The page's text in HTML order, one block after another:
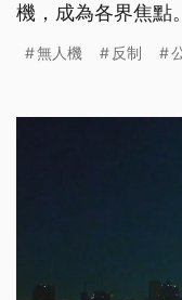
機，成為各界焦點
人機黑科技。
無人機 反制